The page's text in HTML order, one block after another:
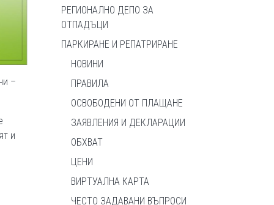
–
и
РЕГИОНАЛНО ДЕПО ЗА
ОТПАДЪЦИ
ПАРКИРАНЕ И РЕПАТРИРАНЕ
НОВИНИ
ПРАВИЛА
ОСВОБОДЕНИ ОТ ПЛАЩАНЕ
ЗАЯВЛЕНИЯ И ДЕКЛАРАЦИИ
ОБХВАТ
ЦЕНИ
ВИРТУАЛНА КАРТА
ЧЕСТО ЗАДАВАНИ ВЪПРОСИ